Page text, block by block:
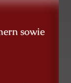
sowie